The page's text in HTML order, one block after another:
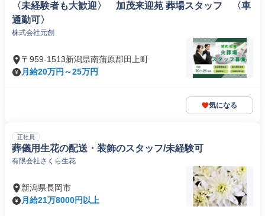
〈未経験者も大歓迎〉 加茂来迎苑 葬場スタッフ 〈車
通勤可〉
株式会社元創
〒959-1513新潟県南蒲原郡田上町
月給20万円～25万円
気になる
正社員
葬儀用生花の配送・装飾のスタッフ/未経験可
有限会社さくら生花
新潟県長岡市
月給21万8000円以上